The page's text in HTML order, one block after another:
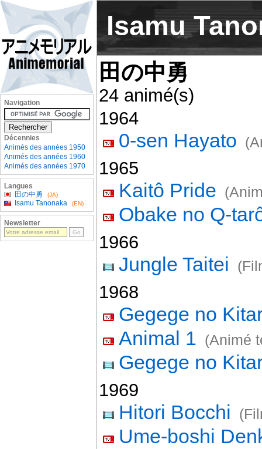
Isamu
田の中勇
24 animé(s)
1964
0-sen Hayato
1965
Kaitô Pride
Obake no Q-
1966
Jungle Taitei
1968
Gegege no
Animal 1 (Animé
Gegege no
1969
Hitori Bocchi
Ume-boshi
Navigation
Décennies
Animés des années 1950
Animés des années 1960
Animés des années 1970
Langues
田の中勇
(JA)
Isamu Tanonaka (EN)
Newsletter